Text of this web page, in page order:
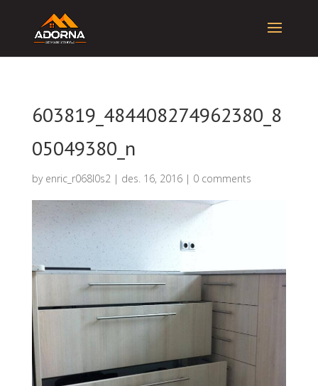
603819_484408274962380_8
05049380_n
by enric_r068l0s2| des. 16, 2016| 0 comments